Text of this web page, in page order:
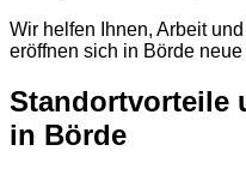
Wir helfen Ihnen, Arbeit
eröffnen sich in Börde
Standortvorteile
in Börde